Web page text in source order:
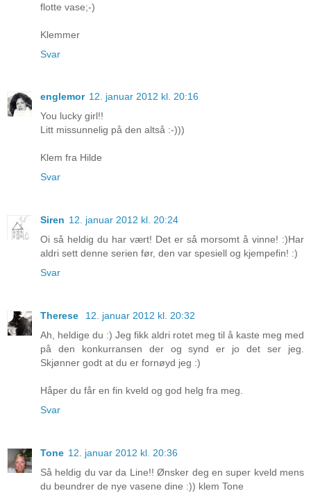
flotte vase;-)
Klemmer
Svar
englemor 12. januar 2012 kl. 20:16
You lucky girl!!
Litt missunnelig på den altså :-)))
Klem fra Hilde
Svar
Siren 12. januar 2012 kl. 20:24
Oi så heldig du har vært! Det er så morsomt å vinne! :)Har
aldri sett denne serien før, den var spesiell og kjempefin! :)
Svar
Therese
12. januar 2012 kl. 20:32
Ah, heldige du :) Jeg fikk aldri rotet meg til å kaste meg med
på den konkurransen der og synd er jo det ser jeg.
Skjønner godt at du er fornøyd jeg :)
Håper du får en fin kveld og god helg fra meg.
Svar
Tone 12. januar 2012 kl. 20:36
Så heldig du var da Line!! Ønsker deg en super kveld mens
du beundrer de nye vasene dine :)) klem Tone